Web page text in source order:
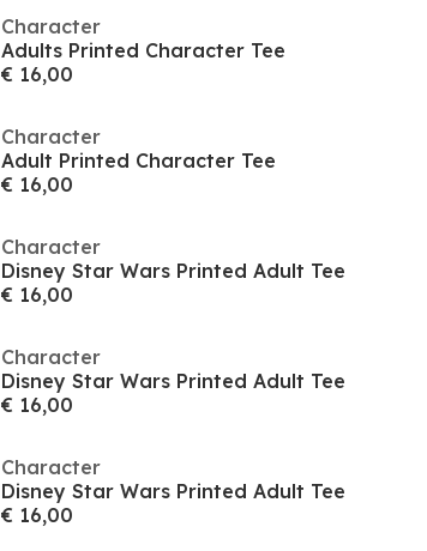
Character
Adults Printed Character Tee
€ 16,00
Character
Adult Printed Character Tee
€ 16,00
Character
Disney Star Wars Printed Adult Tee
€ 16,00
Character
Disney Star Wars Printed Adult Tee
€ 16,00
Character
Disney Star Wars Printed Adult Tee
€ 16,00